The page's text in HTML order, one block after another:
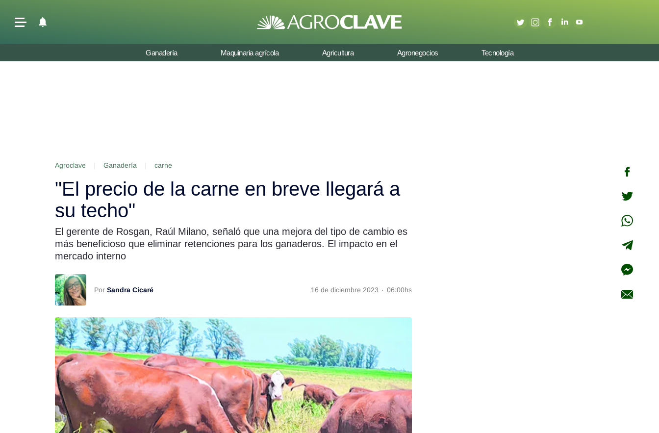
Seguinos
Ganadería Maquinaria agrícola Agricultura Agronegocios Tecnología
Agroclave Ganadería carne
"El precio de la carne en breve llegará a
su techo"
El gerente de Rosgan, Raúl Milano, señaló que una mejora del tipo de cambio es
más beneficioso que eliminar retenciones para los ganaderos. El impacto en el
mercado interno
Por Sandra Cicaré 16 de diciembre 2023 · 06:00hs